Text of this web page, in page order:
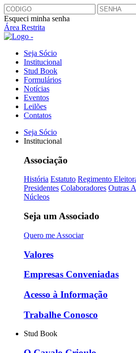
Esqueci minha senha
Área Restrita
Seja Sócio
Institucional
Stud Book
Formulários
Notícias
Eventos
Leilões
Contatos
Seja Sócio
Institucional
Associação
História Estatuto Regimento
Presidentes Colaboradores Outras
Núcleos
Seja um Associado
Quero me Associar
Valores
Empresas Conveniadas
Acesso à Informação
Trabalhe Conosco
Stud Book